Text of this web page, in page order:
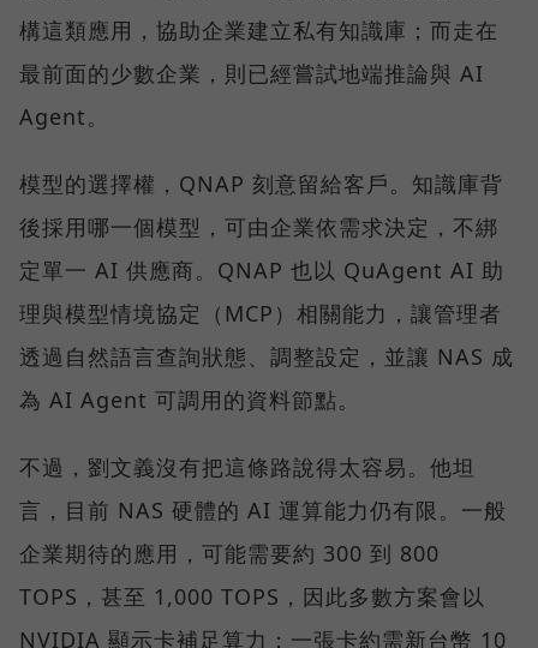
構這類應用，協助企業建立私有知識庫；而走在
最前面的少數企業，則已經嘗試地端推論與 AI
Agent。
模型的選擇權，QNAP 刻意留給客戶。知識庫背
後採用哪一個模型，可由企業依需求決定，不綁
定單一 AI 供應商。QNAP 也以 QuAgent AI 助
理與模型情境協定（MCP）相關能力，讓管理者
透過自然語言查詢狀態、調整設定，並讓 NAS 成
為 AI Agent 可調用的資料節點。
不過，劉文義沒有把這條路說得太容易。他坦
言，目前 NAS 硬體的 AI 運算能力仍有限。一般
企業期待的應用，可能需要約 300 到 800
TOPS，甚至 1,000 TOPS，因此多數方案會以
NVIDIA 顯示卡補足算力；一張卡約需新台幣 10